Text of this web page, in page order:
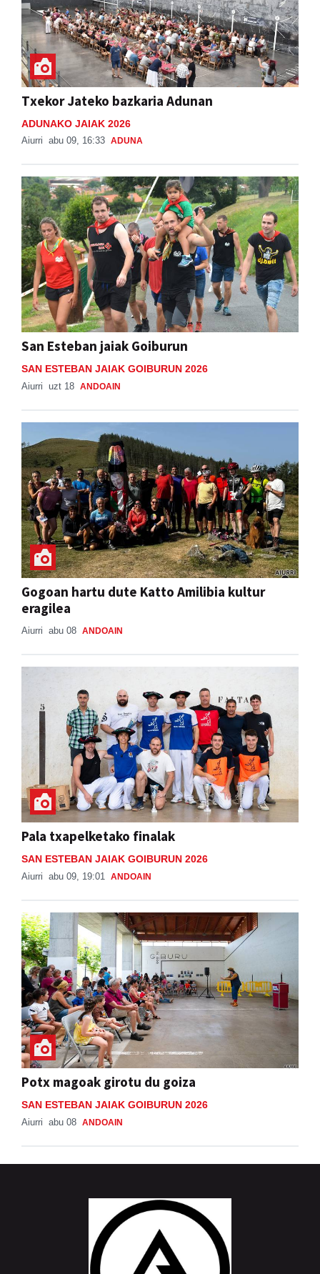
Txekor Jateko bazkaria Adunan
ADUNAKO JAIAK 2026
Aiurri abu 09, 16:33 ADUNA
San Esteban jaiak Goiburun
SAN ESTEBAN JAIAK GOIBURUN 2026
Aiurri uzt 18 ANDOAIN
Gogoan hartu dute Katto Amilibia kultur
eragilea
Aiurri abu 08 ANDOAIN
Pala txapelketako finalak
SAN ESTEBAN JAIAK GOIBURUN 2026
Aiurri abu 09, 19:01 ANDOAIN
Potx magoak girotu du goiza
SAN ESTEBAN JAIAK GOIBURUN 2026
Aiurri abu 08 ANDOAIN